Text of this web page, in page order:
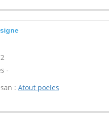
-
: Atout poeles